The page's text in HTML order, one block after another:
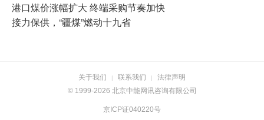
港口煤价涨幅扩大 终端采购节奏加快
接力保供，“疆煤”燃动十九省
关于我们 | 联系我们 |
法律声明
© 1999-2026 北京中能网讯咨询有限公司
京ICP证040220号